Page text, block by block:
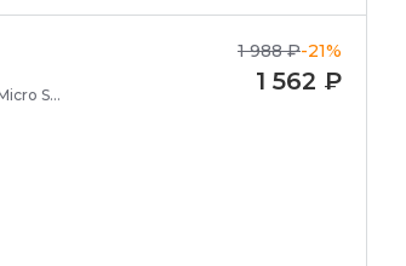
SD,;
1 988₽-21%
1 562 ₽